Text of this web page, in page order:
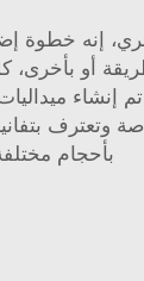
إنه خطوة
أو بأخرى،
تم إنشاء
وتعترف
بأحجام